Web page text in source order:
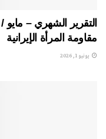
مقاومة المرأة الإيرانية
يونيو 1, 2026